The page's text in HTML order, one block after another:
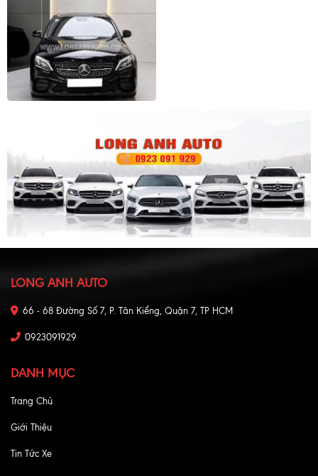
LONG ANH AUTO
66 - 68 Đường Số 7, P. Tân Kiểng, Quận 7, TP HCM
0923091929
DANH MỤC
Trang Chủ
Giới Thiệu
Tin Tức Xe